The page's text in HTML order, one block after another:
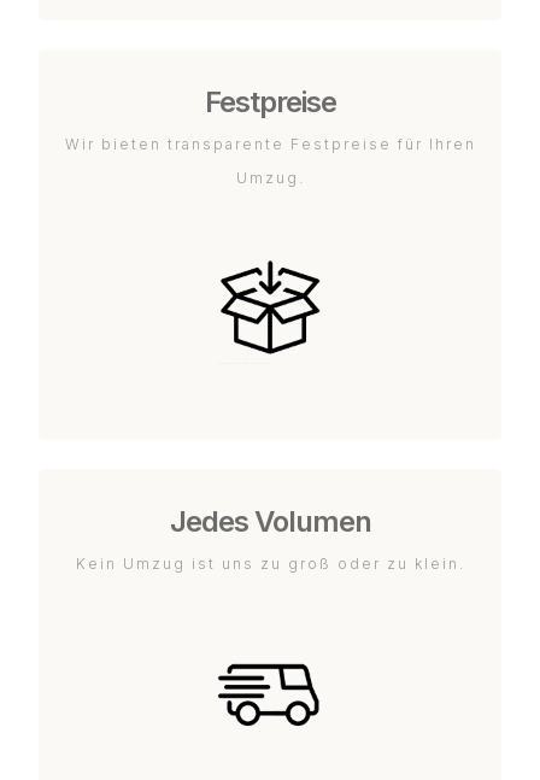
Festpreise
Wir bieten transparente Festpreise für Ihren
Umzug.
Jedes Volumen
Kein Umzug ist uns zu groß oder zu klein.